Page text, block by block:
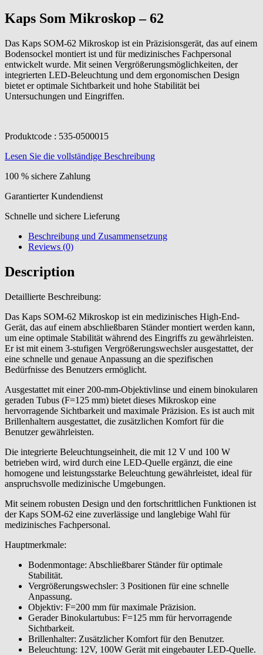
Kaps Som Mikroskop – 62
Das Kaps SOM-62 Mikroskop ist ein Präzisionsgerät, das auf einem
Bodensockel montiert ist und für medizinisches Fachpersonal
entwickelt wurde. Mit seinen Vergrößerungsmöglichkeiten, der
integrierten LED-Beleuchtung und dem ergonomischen Design
bietet er optimale Sichtbarkeit und hohe Stabilität bei
Untersuchungen und Eingriffen.
Produktcode : 535-0500015
Lesen Sie die vollständige Beschreibung
100 % sichere Zahlung
Garantierter Kundendienst
Schnelle und sichere Lieferung
Beschreibung und Zusammensetzung
Reviews (0)
Description
Detaillierte Beschreibung:
Das Kaps SOM-62 Mikroskop ist ein medizinisches High-End-
Gerät, das auf einem abschließbaren Ständer montiert werden kann,
um eine optimale Stabilität während des Eingriffs zu gewährleisten.
Er ist mit einem 3-stufigen Vergrößerungswechsler ausgestattet, der
eine schnelle und genaue Anpassung an die spezifischen
Bedürfnisse des Benutzers ermöglicht.
Ausgestattet mit einer 200-mm-Objektivlinse und einem binokularen
geraden Tubus (F=125 mm) bietet dieses Mikroskop eine
hervorragende Sichtbarkeit und maximale Präzision. Es ist auch mit
Brillenhaltern ausgestattet, die zusätzlichen Komfort für die
Benutzer gewährleisten.
Die integrierte Beleuchtungseinheit, die mit 12 V und 100 W
betrieben wird, wird durch eine LED-Quelle ergänzt, die eine
homogene und leistungsstarke Beleuchtung gewährleistet, ideal für
anspruchsvolle medizinische Umgebungen.
Mit seinem robusten Design und den fortschrittlichen Funktionen ist
der Kaps SOM-62 eine zuverlässige und langlebige Wahl für
medizinisches Fachpersonal.
Hauptmerkmale:
Bodenmontage: Abschließbarer Ständer für optimale
Stabilität.
Vergrößerungswechsler: 3 Positionen für eine schnelle
Anpassung.
Objektiv: F=200 mm für maximale Präzision.
Gerader Binokulartubus: F=125 mm für hervorragende
Sichtbarkeit.
Brillenhalter: Zusätzlicher Komfort für den Benutzer.
Beleuchtung: 12V, 100W Gerät mit eingebauter LED-Quelle.